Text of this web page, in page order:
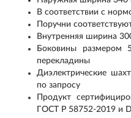
В соответствии с
Поручни
Внутренняя ширина
Боковины размером
перекладины
Диэлектрические
по запросу
Продукт
ГОСТ Р 58752-2019 и